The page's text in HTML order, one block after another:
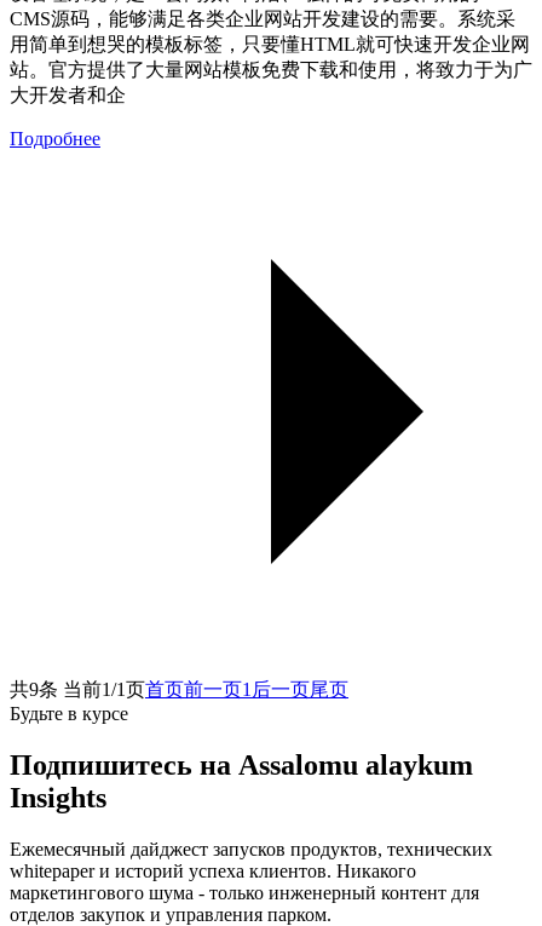
CMS源码，能够满足各类企业网站开发建设的需要。系统采
用简单到想哭的模板标签，只要懂HTML就可快速开发企业网
站。官方提供了大量网站模板免费下载和使用，将致力于为广
大开发者和企
Подробнее
共9条 当前1/1页首页前一页1 后一页尾页
Будьте в курсе
Подпишитесь на Assalomu alaykum
Insights
Ежемесячный дайджест запусков продуктов, технических
whitepaper и историй успеха клиентов. Никакого
маркетингового шума - только инженерный контент для
отделов закупок и управления парком.